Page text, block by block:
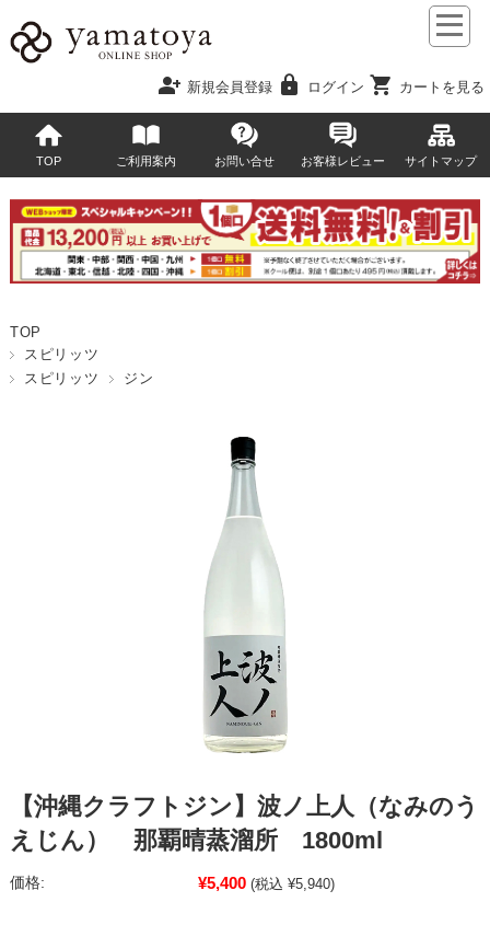
person_add 新規会員登録 lock ログイン shopping_cart カートを見る
TOP ご利用案内 お問い合せ お客様レビュー サイトマップ
TOP
スピリッツ
スピリッツ
ジン
【沖縄クラフトジン】波ノ上人（なみのう
えじん） 那覇晴蒸溜所 1800ml
価格: ¥5,400 (税込 ¥5,940)